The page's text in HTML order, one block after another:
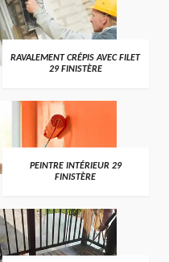
RAVALEMENT CRÉPIS AVEC FILET
29 FINISTÈRE
PEINTRE INTÉRIEUR 29
FINISTÈRE